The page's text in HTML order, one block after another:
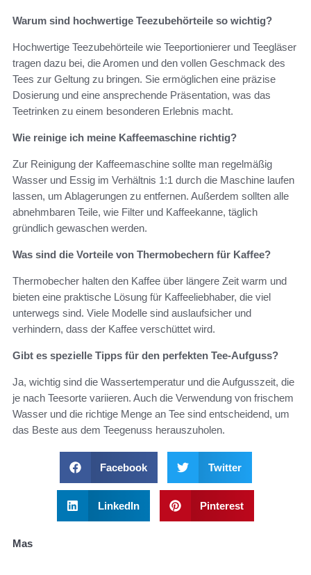
Warum sind hochwertige Teezubehörteile so wichtig?
Hochwertige Teezubehörteile wie Teeportionierer und Teegläser
tragen dazu bei, die Aromen und den vollen Geschmack des
Tees zur Geltung zu bringen. Sie ermöglichen eine präzise
Dosierung und eine ansprechende Präsentation, was das
Teetrinken zu einem besonderen Erlebnis macht.
Wie reinige ich meine Kaffeemaschine richtig?
Zur Reinigung der Kaffeemaschine sollte man regelmäßig
Wasser und Essig im Verhältnis 1:1 durch die Maschine laufen
lassen, um Ablagerungen zu entfernen. Außerdem sollten alle
abnehmbaren Teile, wie Filter und Kaffeekanne, täglich
gründlich gewaschen werden.
Was sind die Vorteile von Thermobechern für Kaffee?
Thermobecher halten den Kaffee über längere Zeit warm und
bieten eine praktische Lösung für Kaffeeliebhaber, die viel
unterwegs sind. Viele Modelle sind auslaufsicher und
verhindern, dass der Kaffee verschüttet wird.
Gibt es spezielle Tipps für den perfekten Tee-Aufguss?
Ja, wichtig sind die Wassertemperatur und die Aufgusszeit, die
je nach Teesorte variieren. Auch die Verwendung von frischem
Wasser und die richtige Menge an Tee sind entscheidend, um
das Beste aus dem Teegenuss herauszuholen.
Facebook Twitter
LinkedIn Pinterest
Mas